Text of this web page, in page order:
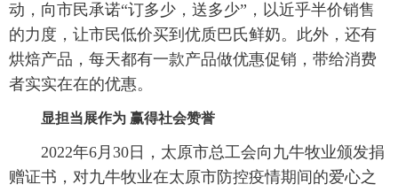
动，向市民承诺“订多少，送多少”，以近乎半价销售
的力度，让市民低价买到优质巴氏鲜奶。此外，还有
烘焙产品，每天都有一款产品做优惠促销，带给消费
者实实在在的优惠。
显担当展作为 赢得社会赞誉
2022年6月30日，太原市总工会向九牛牧业颁发捐
赠证书，对九牛牧业在太原市防控疫情期间的爱心之